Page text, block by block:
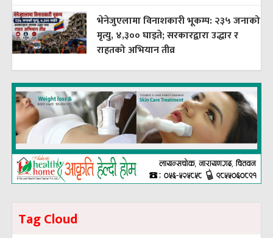
भेनेजुएलामा विनाशकारी भूकम्प: २३५ जनाको
मृत्यु, ४,३०० घाइते; सरकारद्वारा उद्धार र
राहतको अभियान तीव्र
Tag Cloud